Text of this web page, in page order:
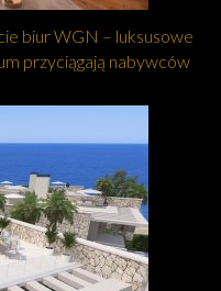
biur WGN – luksusowe
przyciągają nabywców